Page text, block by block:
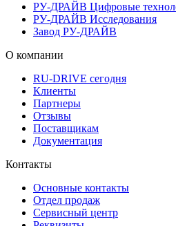
РУ-ДРАЙВ Цифровые
РУ-ДРАЙВ Исследования
Завод РУ-ДРАЙВ
О компании
RU-DRIVE сегодня
Клиенты
Партнеры
Отзывы
Поставщикам
Документация
Контакты
Основные контакты
Отдел продаж
Сервисный центр